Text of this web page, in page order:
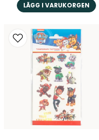
LÄGG I VARUKORGEN